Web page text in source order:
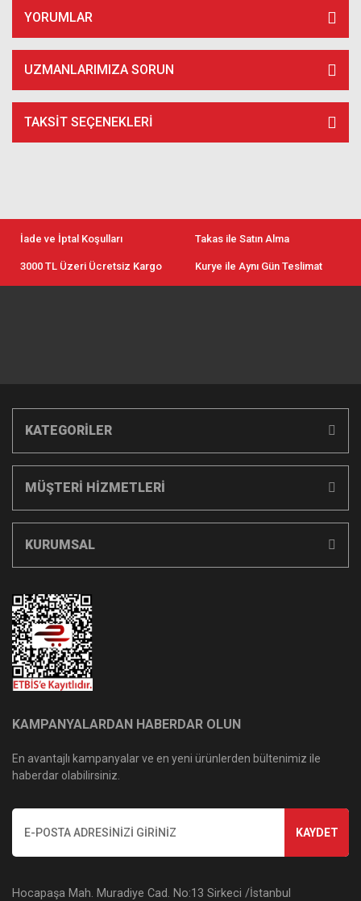
YORUMLAR
UZMANLARIMIZA SORUN
TAKSIT SEÇENEKLERI
İade ve İptal Koşulları Takas ile Satın Alma
3000 TL Üzeri Ücretsiz Kargo Kurye ile Aynı Gün Teslimat
KATEGORİLER
MÜŞTERİ HİZMETLERİ
KURUMSAL
KAMPANYALARDAN HABERDAR OLUN
En avantajlı kampanyalar ve en yeni ürünlerden bültenimiz ile
haberdar olabilirsiniz.
KAYDET
Hocapaşa Mah. Muradiye Cad. No:13 Sirkeci /İstanbul